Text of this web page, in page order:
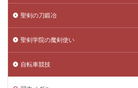
聖剣の刀鍛冶
聖剣学院の魔剣使い
自転車競技